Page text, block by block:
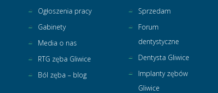
Ogłoszenia pracy
Gabinety
Media o nas
RTG zęba Gliwice
Ból zęba – blog
Sprzedam
Forum
dentystyczne
Dentysta Gliwice
Implanty zębów
Gliwice